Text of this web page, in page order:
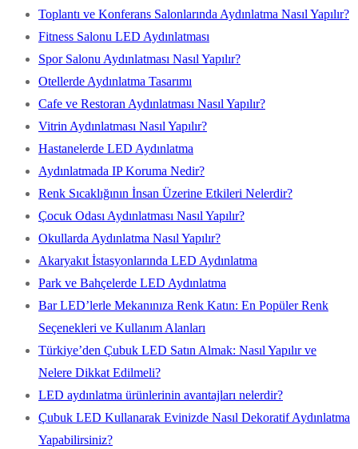
Toplantı ve Konferans Salonlarında Aydınlatma Nasıl Yapılır?
Fitness Salonu LED Aydınlatması
Spor Salonu Aydınlatması Nasıl Yapılır?
Otellerde Aydınlatma Tasarımı
Cafe ve Restoran Aydınlatması Nasıl Yapılır?
Vitrin Aydınlatması Nasıl Yapılır?
Hastanelerde LED Aydınlatma
Aydınlatmada IP Koruma Nedir?
Renk Sıcaklığının İnsan Üzerine Etkileri Nelerdir?
Çocuk Odası Aydınlatması Nasıl Yapılır?
Okullarda Aydınlatma Nasıl Yapılır?
Akaryakıt İstasyonlarında LED Aydınlatma
Park ve Bahçelerde LED Aydınlatma
Bar LED’lerle Mekanınıza Renk Katın: En Popüler Renk
Seçenekleri ve Kullanım Alanları
Türkiye’den Çubuk LED Satın Almak: Nasıl Yapılır ve
Nelere Dikkat Edilmeli?
LED aydınlatma ürünlerinin avantajları nelerdir?
Çubuk LED Kullanarak Evinizde Nasıl Dekoratif Aydınlatma
Yapabilirsiniz?